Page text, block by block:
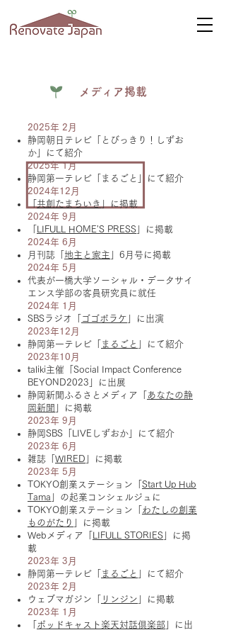
メディア掲載
2025年 2月
静岡朝日テレビ「とびっきり！しずお
か」にて紹介
2025年 1月
静岡第一テレビ「まるごと」にて紹介
2024年12月
共創たまちいき
」に掲載
2024年 9月
LIFULL HOME'S PRESS 」に掲載
2024年 6月
月刊誌「 地主と家主 」6月号に掲載
2024年 5月
代表が一橋大学ソーシャル・データサイ
エンス学部の客員研究員に就任
2024年 1月
SBSラジオ「
ゴゴボラケ 」に出演
2023年12月
静岡第一テレビ「
まるごと
」にて紹介
2023年10 月
taliki主催「Social Impact Conference
BEYOND2023」に出展
静岡新聞ふるさとメディア「
あなたの静
岡新聞
」に掲載
2023年 9 月
静岡SBS「LIVEしずおか」にて紹介
2023年 6 月
雑誌「 WIRED 」に掲載
2023年 5月
TOKYO創業ステーション「 Start Up Hub
Tama 」の起業コンシェルジュに
TOKYO創業ステーション「 わたしの創業
ものがたり
」に掲載
Webメディア「 LIFULL STORIES 」に掲
載
2023年 3月
静岡第一テレビ「
まるごと
」にて紹介
2023年 2月​
ウェブマガジン「
リンジン 」に掲載
2023年 1月​
ポッドキャスト楽天対話倶楽部 」に出